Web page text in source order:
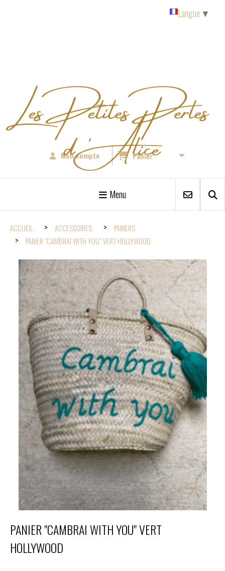
Mon compte Panier
Menu
ACCUEIL ACCESSOIRES
PANIERS
PANIER "CAMBRAI WITH YOU" VERT HOLLYWOOD
PANIER "CAMBRAI WITH YOU" VERT
HOLLYWOOD
Langue ▼